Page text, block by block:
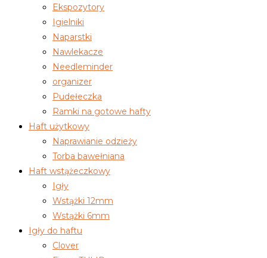
produktu
Ekspozytory
Igielniki
Naparstki
Nawlekacze
Needleminder
organizer
Pudełeczka
Ramki na gotowe hafty
Haft użytkowy
Naprawianie odzieży
Torba bawełniana
Haft wstążeczkowy
Igły
Wstążki 12mm
Wstążki 6mm
Igły do haftu
Clover